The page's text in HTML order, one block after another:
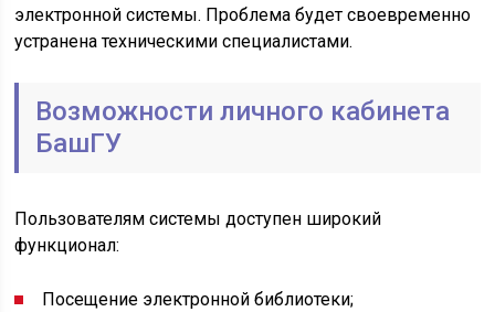
электронной системы. Проблема будет своевременно
устранена техническими специалистами.
Возможности личного кабинета
БашГУ
Пользователям системы доступен широкий
функционал:
Посещение электронной библиотеки;